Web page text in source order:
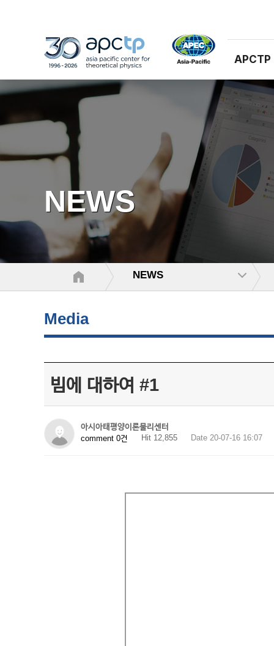
APCTP
NEWS
NEWS
Media
빔에 대하여 #1
아시아태평양이론물리센터
comment 0건
Hit 12,855 Date 20-07-16 16:07